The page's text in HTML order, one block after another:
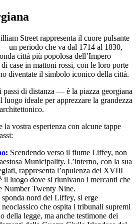
Street rappresenta il cuore pulsante
un periodo che va dal 1714 al 1830,
città più popolosa dell’Impero
case in mattoni rossi, con le loro porte
diventate il simbolo iconico della città.
di distanza — è la piazza georgiana
ideale per apprezzare la grandezza
vostra esperienza con alcune tappe
: Scendendo verso il fiume Liffey, non
Municipality. L’interno, con la sua
rappresenta l’opulenza del XVIII
il luogo dove si riunivano i mercanti che
Number Twenty Nine.
sponda nord del Liffey, si erge
che ospita i tribunali supremi
della legge, ma anche testimone dei